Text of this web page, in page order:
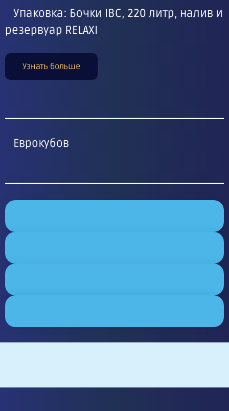
Упаковка: Бочки IBC, 220 литр, налив и
резервуар RELAXI
Узнать больше
Еврокубов